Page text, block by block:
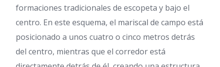
formaciones tradicionales de escopeta y bajo el
centro. En este esquema, el mariscal de campo está
posicionado a unos cuatro o cinco metros detrás
del centro, mientras que el corredor está